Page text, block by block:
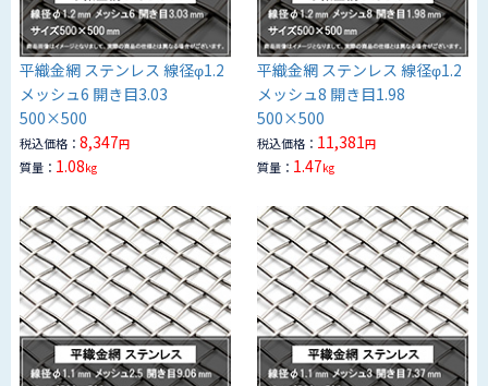
平織金網 ステンレス 線径φ1.2
メッシュ6 開き目3.03
500×500
税込価格： 8,347円
質量： 1.08kg
平織金網 ステンレス 線径φ1.2
メッシュ8 開き目1.98
500×500
税込価格： 11,381円
質量： 1.47kg